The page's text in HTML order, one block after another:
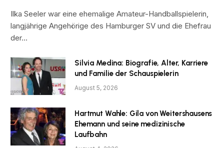
Ilka Seeler war eine ehemalige Amateur-Handballspielerin,
langjährige Angehörige des Hamburger SV und die Ehefrau
der…
Silvia Medina: Biografie, Alter, Karriere
und Familie der Schauspielerin
August 5, 2026
Hartmut Wahle: Gila von Weitershausens
Ehemann und seine medizinische
Laufbahn